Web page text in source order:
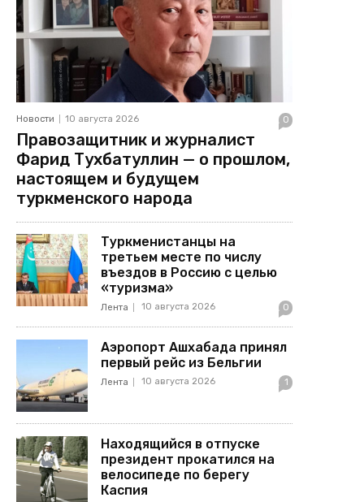
Новости 10 августа 2026 0
Правозащитник и журналист
Фарид Тухбатуллин — о прошлом,
настоящем и будущем
туркменского народа
Туркменистанцы на
третьем месте по числу
въездов в Россию с целью
«туризма»
Лента 10 августа 2026 0
Аэропорт Ашхабада принял
первый рейс из Бельгии
Лента 10 августа 2026 1
Находящийся в отпуске
президент прокатился на
велосипеде по берегу
Каспия